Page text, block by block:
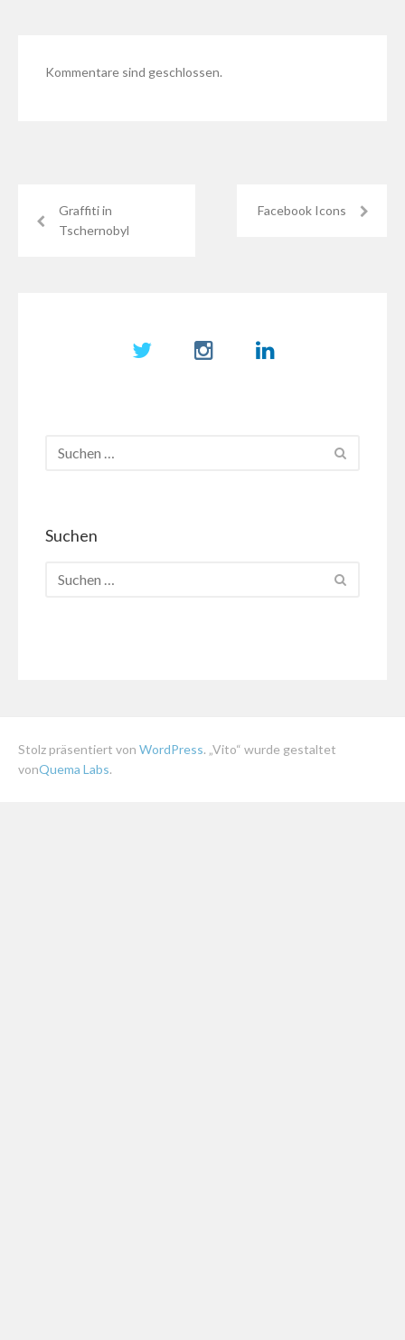
Kommentare sind geschlossen.
Graffiti in
Tschernobyl
Facebook Icons
Suchen
Stolz präsentiert von WordPress. „Vito“ wurde gestaltet
vonQuema Labs.